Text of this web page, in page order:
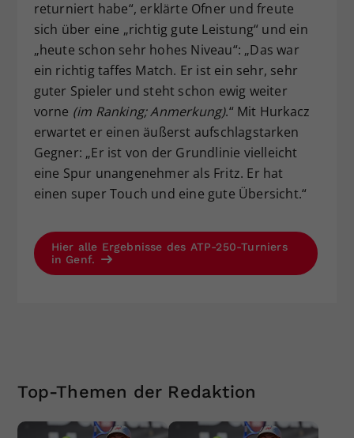
returniert habe“, erklärte Ofner und freute
sich über eine „richtig gute Leistung“ und ein
„heute schon sehr hohes Niveau“: „Das war
ein richtig taffes Match. Er ist ein sehr, sehr
guter Spieler und steht schon ewig weiter
vorne (im Ranking; Anmerkung).“ Mit Hurkacz
erwartet er einen äußerst aufschlagstarken
Gegner: „Er ist von der Grundlinie vielleicht
eine Spur unangenehmer als Fritz. Er hat
einen super Touch und eine gute Übersicht.“
Hier alle Ergebnisse des ATP-250-Turniers
in Genf.
Top-Themen der Redaktion